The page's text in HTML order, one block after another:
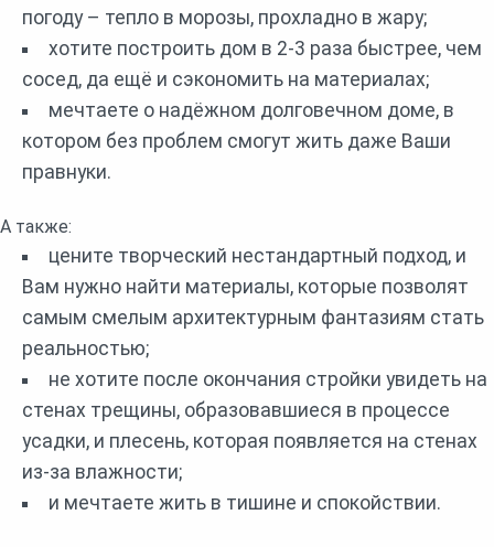
погоду – тепло в морозы, прохладно в жару;
хотите построить дом в 2-3 раза быстрее, чем
сосед, да ещё и сэкономить на материалах;
мечтаете о надёжном долговечном доме, в
котором без проблем смогут жить даже Ваши
правнуки.
А также:
цените творческий нестандартный подход, и
Вам нужно найти материалы, которые позволят
самым смелым архитектурным фантазиям стать
реальностью;
не хотите после окончания стройки увидеть на
стенах трещины, образовавшиеся в процессе
усадки, и плесень, которая появляется на стенах
из-за влажности;
и мечтаете жить в тишине и спокойствии.